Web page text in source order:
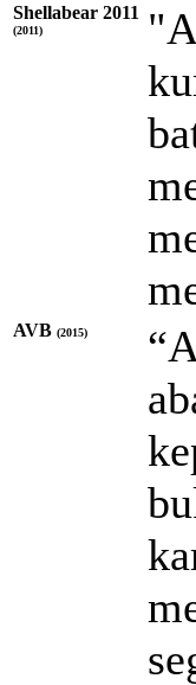
Shellabear 2011
(2011)
AVB (2015)